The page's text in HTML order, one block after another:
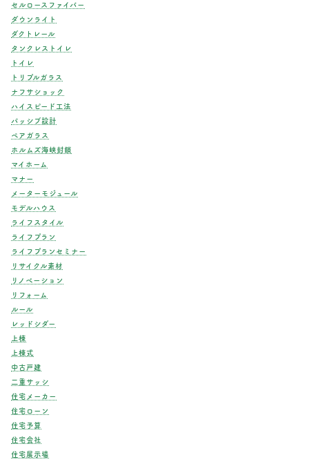
セルロースファイバー
ダウンライト
ダクトレール
タンクレストイレ
トイレ
トリプルガラス
ナフサショック
ハイスピード工法
パッシブ設計
ペアガラス
ホルムズ海峡封鎖
マイホーム
マナー
メーターモジュール
モデルハウス
ライフスタイル
ライフプラン
ライフプランセミナー
リサイクル素材
リノベーション
リフォーム
ルール
レッドシダー
上棟
上棟式
中古戸建
二重サッシ
住宅メーカー
住宅ローン
住宅予算
住宅会社
住宅展示場